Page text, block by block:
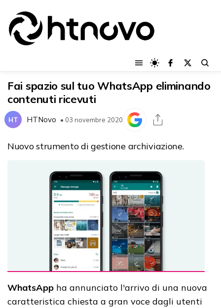
Fai spazio sul tuo WhatsApp eliminando
contenuti ricevuti
HT HTNovo • 03 novembre 2020
Nuovo strumento di gestione archiviazione.
WhatsApp ha annunciato l'arrivo di una nuova
caratteristica chiesta a gran voce dagli utenti